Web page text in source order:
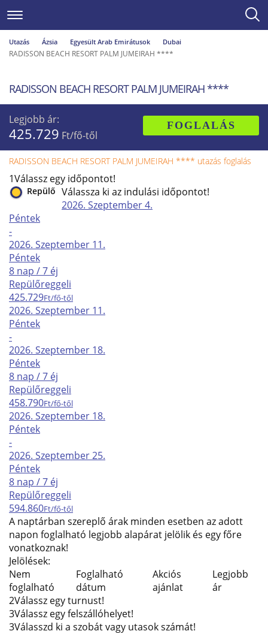
Utazás Ázsia Egyesült Arab Emirátusok Dubai
RADISSON BEACH RESORT PALM JUMEIRAH ****
RADISSON BEACH RESORT PALM JUMEIRAH ****
Legjobb ár:
425.729 Ft/fő-től
FOGLALÁS
RADISSON BEACH RESORT PALM JUMEIRAH **** utazás foglalás
1Válassz egy időpontot!
Repülő Válassza ki az indulási időpontot!
2026. Szeptember4.
Péntek
-
2026. Szeptember 11.
Péntek
8 nap / 7 éj
Repülőreggeli
425.729Ft/fő-től
2026. Szeptember 11.
Péntek
-
2026. Szeptember 18.
Péntek
8 nap / 7 éj
Repülőreggeli
458.790Ft/fő-től
2026. Szeptember 18.
Péntek
-
2026. Szeptember25.
Péntek
8 nap / 7 éj
Repülőreggeli
594.860Ft/fő-től
A naptárban szereplő árak minden esetben az adott
napon foglalható legjobb alapárat jelölik és egy főre
vonatkoznak!
Jelölések:
Nem
foglalható
Foglalható
dátum
Akciós
ajánlat
Legjobb
ár
2Válassz egy turnust!
3Válassz egy felszállóhelyet!
3Válasszd ki a szobát vagy utasok számát!